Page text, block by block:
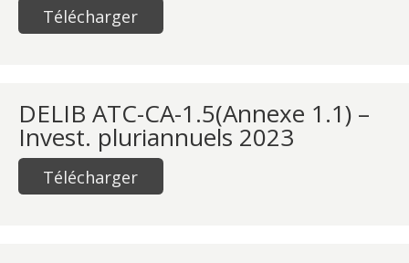
Télécharger
DELIB ATC-CA-1.5(Annexe 1.1) –
Invest. pluriannuels 2023
Télécharger